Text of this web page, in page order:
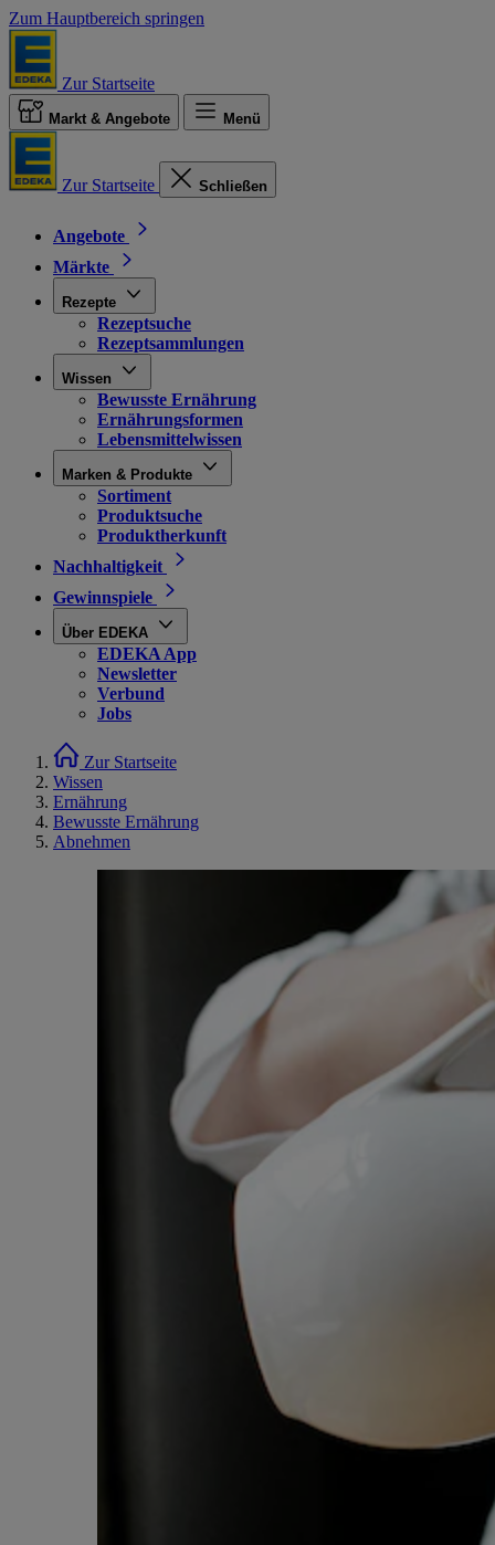
Zum Hauptbereich springen
Zur Startseite
Markt & Angebote Menü
Zur Startseite Schließen
Angebote
Märkte
Rezepte
Rezeptsuche
Rezeptsammlungen
Wissen
Bewusste Ernährung
Ernährungsformen
Lebensmittelwissen
Marken & Produkte
Sortiment
Produktsuche
Produktherkunft
Nachhaltigkeit
Gewinnspiele
Über EDEKA
EDEKA App
Newsletter
Verbund
Jobs
Zur Startseite
Wissen
Ernährung
Bewusste Ernährung
Abnehmen